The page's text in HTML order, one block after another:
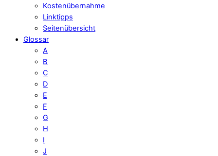
Kostenübernahme
Linktipps
Seitenübersicht
Glossar
A
B
C
D
E
F
G
H
I
J